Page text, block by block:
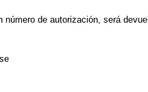
de autorización, será